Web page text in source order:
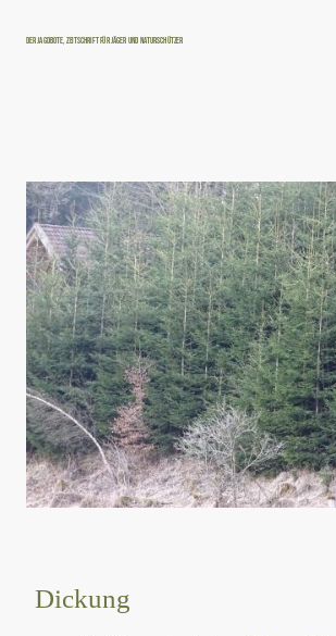
Der Jagdbote, Zeitschrift für Jäger und Naturschützer
Dickung